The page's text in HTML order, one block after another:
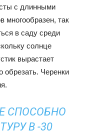
с длинными
многообразен, так
в саду среди
солнце
вырастает
обрезать. Черенки
СПОСОБНО
В -30